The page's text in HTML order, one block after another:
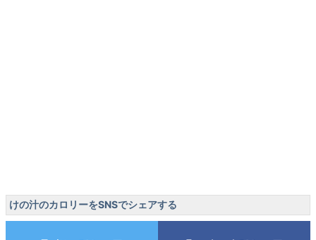
けの汁のカロリーをSNSでシェアする